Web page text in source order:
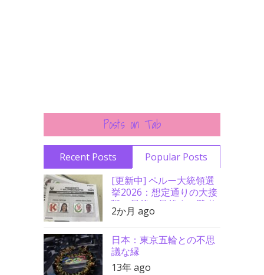
Posts on Tab
Recent Posts
Popular Posts
[更新中] ペルー大統領選
挙2026：想定通りの大接
戦、最後の最後まで勝者
分からず
2か月 ago
日本：東京五輪との不思
議な縁
13年 ago